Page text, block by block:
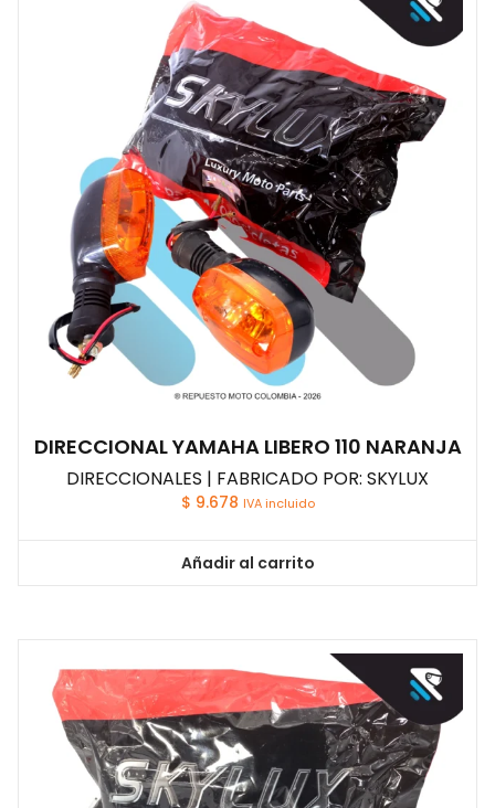
DIRECCIONAL YAMAHA LIBERO 110 NARANJA
DIRECCIONALES | FABRICADO POR: SKYLUX
$ 9.678 IVA incluido
Añadir al carrito